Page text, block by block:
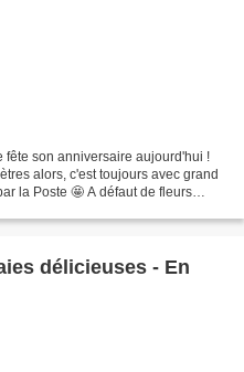
fête son anniversaire aujourd'hui !
alors, c'est toujours avec grand
la Poste 🤩 A défaut de fleurs
délicieuses - En